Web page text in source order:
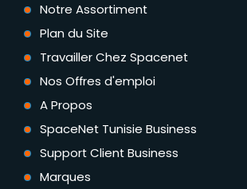
Notre Assortiment
Plan du Site
Travailler Chez Spacenet
Nos Offres d'emploi
A Propos
SpaceNet Tunisie Business
Support Client Business
Marques